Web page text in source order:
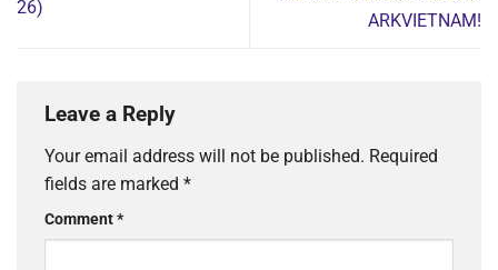
26)
ARKVIETNAM!
Leave a Reply
Your email address will not be published. Required
fields are marked *
Comment*